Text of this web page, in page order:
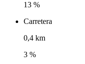
13 %
Carretera
0,4 km
3 %